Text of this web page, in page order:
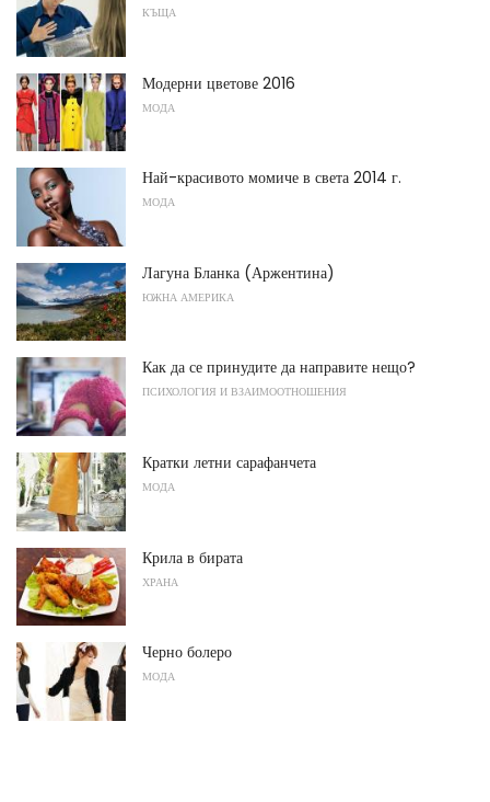
КЪЩА
Модерни цветове 2016
МОДА
Най-красивото момиче в света 2014 г.
МОДА
Лагуна Бланка (Аржентина)
ЮЖНА АМЕРИКА
Как да се принудите да направите нещо?
ПСИХОЛОГИЯ И ВЗАИМООТНОШЕНИЯ
Кратки летни сарафанчета
МОДА
Крила в бирата
ХРАНА
Черно болеро
МОДА